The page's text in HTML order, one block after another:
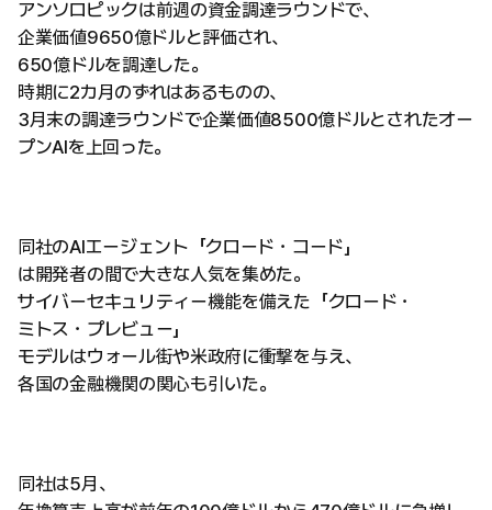
アンソロピックは前週の資金調達ラウンドで、
企業価値9650億ドルと評価され、
650億ドルを調達した。
時期に2カ月のずれはあるものの、
3月末の調達ラウンドで企業価値8500億ドルとされたオー
プンAIを上回った。
同社のAIエージェント「クロード・コード」
は開発者の間で大きな人気を集めた。
サイバーセキュリティー機能を備えた「クロード・
ミトス・プレビュー」
モデルはウォール街や米政府に衝撃を与え、
各国の金融機関の関心も引いた。
同社は5月、